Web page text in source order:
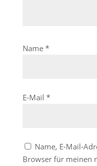
Name *
E-Mail *
Name, E-Mail-
Browser für meinen